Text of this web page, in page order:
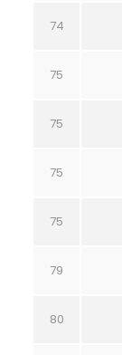
74
75
75
75
75
79
80